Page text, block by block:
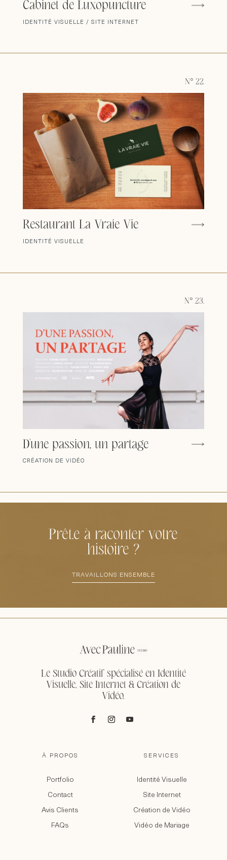
Cabinet de Luxopuncture
IDENTITÉ VISUELLE / SITE INTERNET
N° 22.
Restaurant La Vraie Vie
IDENTITÉ VISUELLE
N° 23.
D'une passion, un partage
CRÉATION DE VIDÉO
Prêt.e à raconter votre
histoire ?
TRAVAILLONS ENSEMBLE
Le Studio Créatif spécialisé en Identité
Visuelle, Site Internet & Création de
Vidéo.
À PROPOS
Portfolio
Contact
Avis Clients
FAQs
SERVICES
Identité Visuelle
Site Internet
Création de Vidéo
Vidéo de Mariage